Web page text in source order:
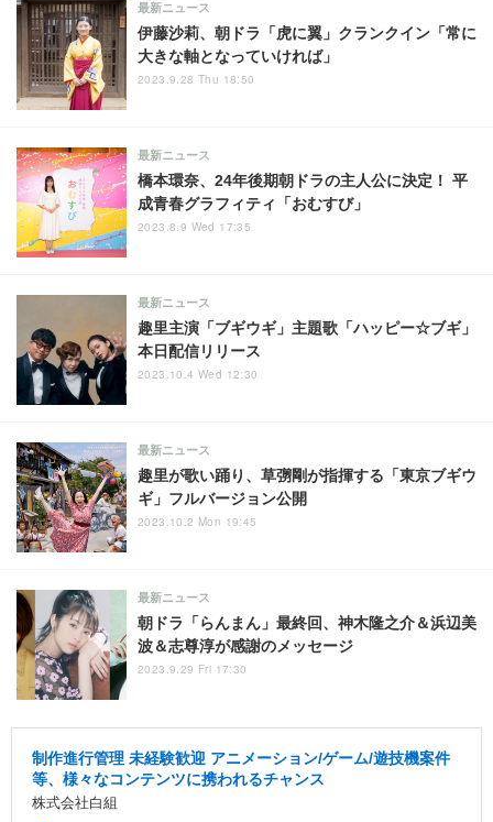
伊藤沙莉、朝ドラ「虎に翼」クランクイン「常に
大きな軸となっていければ」
最新ニュース
2023.9.28 Thu 18:50
橋本環奈、24年後期朝ドラの主人公に決定！ 平
成青春グラフィティ「おむすび」
最新ニュース
2023.8.9 Wed 17:35
趣里主演「ブギウギ」主題歌「ハッピー☆ブギ」
本日配信リリース
最新ニュース
2023.10.4 Wed 12:30
趣里が歌い踊り、草彅剛が指揮する「東京ブギウ
ギ」フルバージョン公開
最新ニュース
2023.10.2 Mon 19:45
朝ドラ「らんまん」最終回、神木隆之介＆浜辺美
波＆志尊淳が感謝のメッセージ
最新ニュース
2023.9.29 Fri 17:30
制作進行管理 未経験歓迎 アニメーション/ゲーム/遊技機案件
等、様々なコンテンツに携われるチャンス
株式会社白組